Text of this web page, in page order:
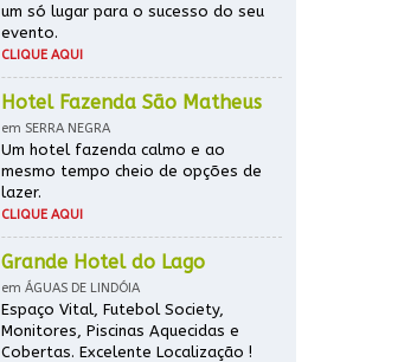
um só lugar para o sucesso do seu
evento.
CLIQUE AQUI
Hotel Fazenda São Matheus
em SERRA NEGRA
Um hotel fazenda calmo e ao
mesmo tempo cheio de opções de
lazer.
CLIQUE AQUI
Grande Hotel do Lago
em ÁGUAS DE LINDÓIA
Espaço Vital, Futebol Society,
Monitores, Piscinas Aquecidas e
Cobertas. Excelente Localização !